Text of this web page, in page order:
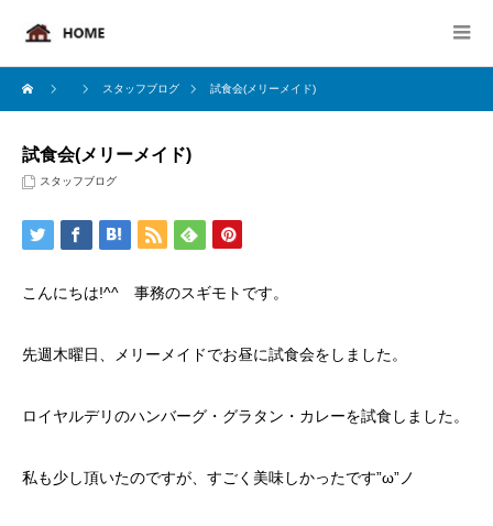
スタッフブログ 試食会(メリーメイド)
試食会(メリーメイド)
スタッフブログ
こんにちは!^^ 事務のスギモトです。
先週木曜日、メリーメイドでお昼に試食会をしました。
ロイヤルデリのハンバーグ・グラタン・カレーを試食しました。
私も少し頂いたのですが、すごく美味しかったです”ω”ノ